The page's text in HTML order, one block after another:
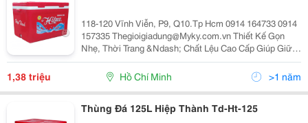
118-120 Vĩnh Viễn, P9, Q10.Tp Hcm 0914 164733 0914
157335 Thegioigiadung@Myky.com.vn Thiết Kế Gọn
Nhẹ, Thời Trang &Ndash; Chất Lệu Cao Cấp Giúp Giữ
Nhiệt Tốt &Ndash; Vật Dụng Tiện Ích Cho Mọi Gia Đình.
Thùng Đá Nhựa Thiết Kế Hiệ
1,38 triệu Hồ Chí Minh >1 năm
Thùng Đá 125L Hiệp Thành Td-Ht-125